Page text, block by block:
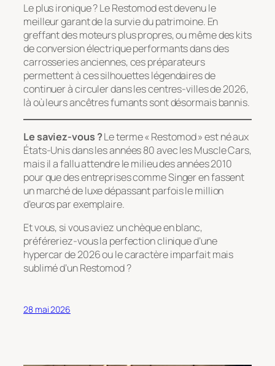
Le plus ironique ? Le Restomod est devenu le
meilleur garant de la survie du patrimoine. En
greffant des moteurs plus propres, ou même des kits
de conversion électrique performants dans des
carrosseries anciennes, ces préparateurs
permettent à ces silhouettes légendaires de
continuer à circuler dans les centres-villes de 2026,
là où leurs ancêtres fumants sont désormais bannis.
Le saviez-vous ?Le terme « Restomod » est né aux
États-Unis dans les années 80 avec lesMuscle Cars,
mais il a fallu attendre le milieu des années 2010
pour que des entreprises comme Singer en fassent
un marché de luxe dépassant parfois le million
d’euros par exemplaire.
Et vous, si vous aviez un chèque en blanc,
préféreriez-vous la perfection clinique d’une
hypercar de 2026 ou le caractère imparfait mais
sublimé d’un Restomod ?
28 mai 2026